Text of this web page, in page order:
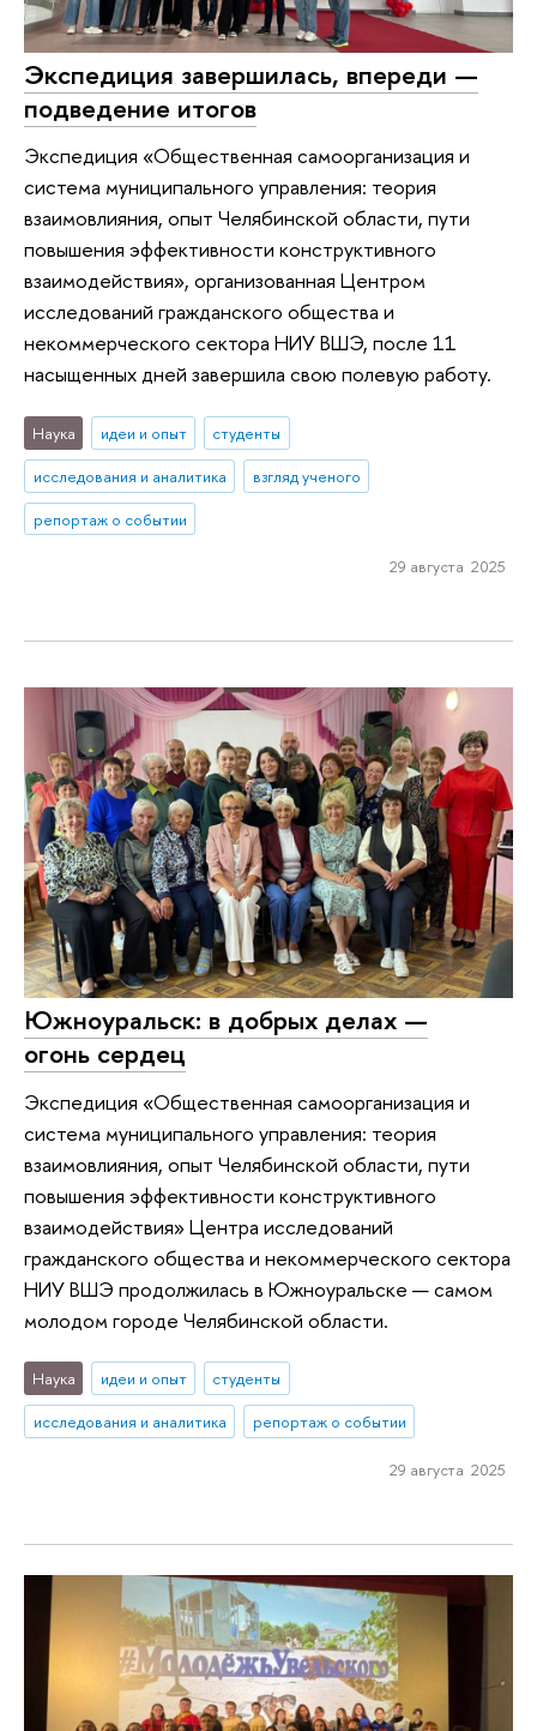
Экспедиция завершилась, впереди —
подведение итогов
Экспедиция «Общественная самоорганизация и
система муниципального управления: теория
взаимовлияния, опыт Челябинской области, пути
повышения эффективности конструктивного
взаимодействия», организованная Центром
исследований гражданского общества и
некоммерческого сектора НИУ ВШЭ, после 11
насыщенных дней завершила свою полевую работу.
Наука идеи и опыт
студенты
исследования и аналитика
взгляд ученого
репортаж о событии
29 августа 2025
Южноуральск: в добрых делах —
огонь сердец
Экспедиция «Общественная самоорганизация и
система муниципального управления: теория
взаимовлияния, опыт Челябинской области, пути
повышения эффективности конструктивного
взаимодействия» Центра исследований
гражданского общества и некоммерческого сектора
НИУ ВШЭ продолжилась в Южноуральске — самом
молодом городе Челябинской области.
Наука идеи и опыт
студенты
исследования и аналитика
репортаж о событии
29 августа 2025